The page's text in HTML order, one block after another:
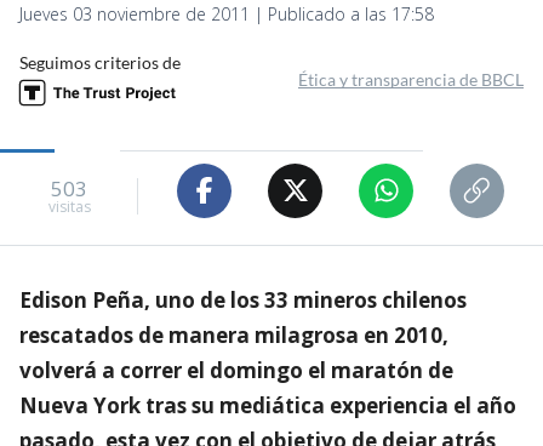
Jueves 03 noviembre de 2011 | Publicado a las 17:58
Seguimos criterios de
Ética y transparencia de BBCL
503
visitas
Edison Peña, uno de los 33 mineros chilenos
rescatados de manera milagrosa en 2010,
volverá a correr el domingo el maratón de
Nueva York tras su mediática experiencia el año
pasado, esta vez con el objetivo de dejar atrás